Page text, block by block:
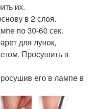
их.
в 2 слоя.
по 30-60 сек.
для лунок,
Просушить в
его в лампе в